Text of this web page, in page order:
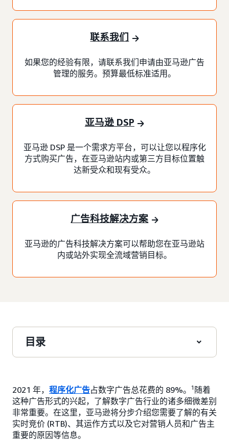
联系我们
如果您的经验有限，请联系我们申请由亚马逊广告
管理的服务。预算最低标准适用。
亚马逊 DSP
亚马逊 DSP 是一个需求方平台，可以让您以程序化
方式购买广告，在亚马逊站内或第三方目标位置触
达新受众和现有受众。
广告科技解决方案
亚马逊的广告科技解决方案可以帮助您在亚马逊站
内或站外实现全流域营销目标。
目录
2021 年， 程序化广告占数字广告总花费的 89%。 1 随着
这种广告形式的兴起，了解数字广告行业的诸多细微差别
非常重要。在这里，亚马逊将分步介绍您需要了解的有关
实时竞价 (RTB)、其运作方式以及它对营销人员和广告主
重要的原因等信息。